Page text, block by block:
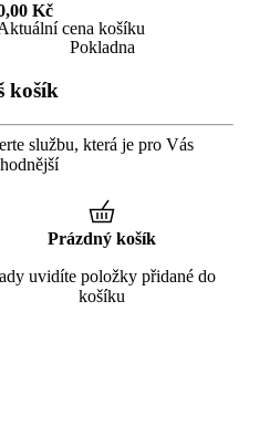
KčAktuální cena košíku
Kč
cena košíku
Pokladna
košík
službu, která je pro Vás
Prázdný košík
uvidíte položky přidané do
košíku